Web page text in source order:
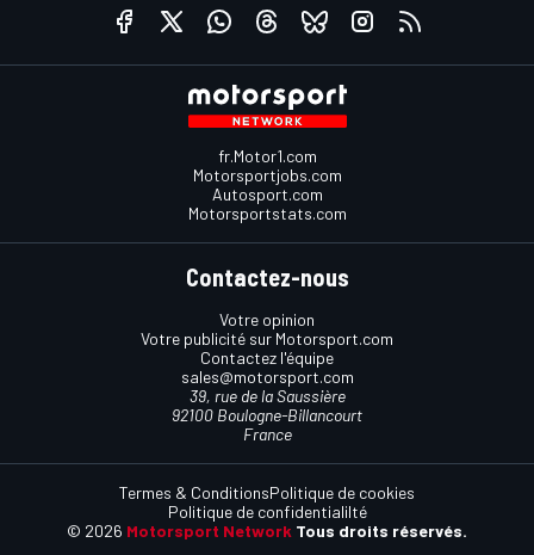
fr.Motor1.com
Motorsportjobs.com
Autosport.com
Motorsportstats.com
Contactez-nous
Votre opinion
Votre publicité sur Motorsport.com
Contactez l'équipe
sales@motorsport.com
39, rue de la Saussière
92100 Boulogne-Billancourt
France
© 2026 Motorsport Network Tous droits réservés.
Termes & ConditionsPolitique de cookies
Politique de confidentialilté